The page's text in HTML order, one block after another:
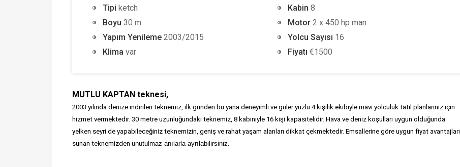
Tipi ketch
Boyu 30 m
Yapım Yenileme 2003/2015
Klima var
Kabin 8
Motor2 x 450 hp man
Yolcu Sayısı 16
Fiyatı €1500
MUTLU KAPTAN teknesi,
2003 yılında denize indirilen teknemiz, ilk günden bu yana deneyimli ve güler yüzlü 4 kişilik ekibiyle mavi yolculuk tatil planlarınız için
hizmet vermektedir. 30 metre uzunluğundaki teknemiz, 8 kabiniyle 16 kişi kapasitelidir. Hava ve deniz koşulları uygun olduğunda
yelken seyri de yapabileceğiniz teknemizin, geniş ve rahat yaşam alanları dikkat çekmektedir. Emsallerine göre uygun fiyat avantajları
sunan teknemizden unutulmaz anılarla ayrılabilirsiniz.